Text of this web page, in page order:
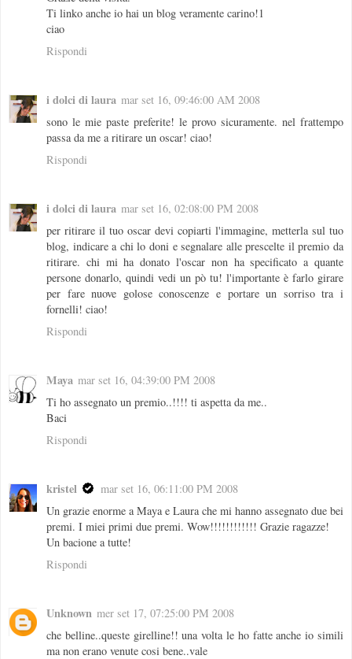
Ti linko anche io hai un blog veramente carino!1
ciao
Rispondi
i dolci di laura mar set 16, 09:46:00 AM 2008
sono le mie paste preferite! le provo sicuramente. nel frattempo
passa da me a ritirare un oscar! ciao!
Rispondi
i dolci di laura mar set 16, 02:08:00 PM 2008
per ritirare il tuo oscar devi copiarti l'immagine, metterla sul tuo
blog, indicare a chi lo doni e segnalare alle prescelte il premio da
ritirare. chi mi ha donato l'oscar non ha specificato a quante
persone donarlo, quindi vedi un pò tu! l'importante è farlo girare
per fare nuove golose conoscenze e portare un sorriso tra i
fornelli! ciao!
Rispondi
Maya mar set 16, 04:39:00 PM 2008
Ti ho assegnato un premio..!!!! ti aspetta da me..
Baci
Rispondi
kristel
mar set 16, 06:11:00 PM 2008
Un grazie enorme a Maya e Laura che mi hanno assegnato due bei
premi. I miei primi due premi. Wow!!!!!!!!!!!! Grazie ragazze!
Un bacione a tutte!
Rispondi
Unknown mer set 17, 07:25:00 PM 2008
che belline..queste girelline!! una volta le ho fatte anche io simili
ma non erano venute cosi bene..vale